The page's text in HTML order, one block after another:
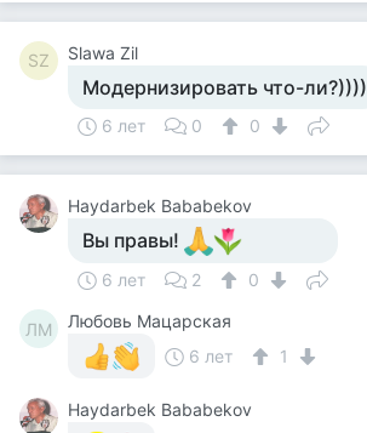
SZ Slawa Zil
Модернизировать что-ли?))))
6 лет 0 0
Haydarbek Bababekov
Вы правы!
6 лет 2 0
ЛМ
Любовь Мацарская
6 лет
1
Haydarbek Bababekov